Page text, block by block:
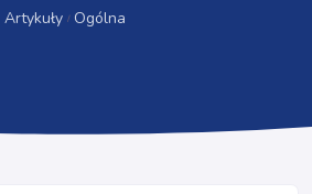
Artykuły Ogólna